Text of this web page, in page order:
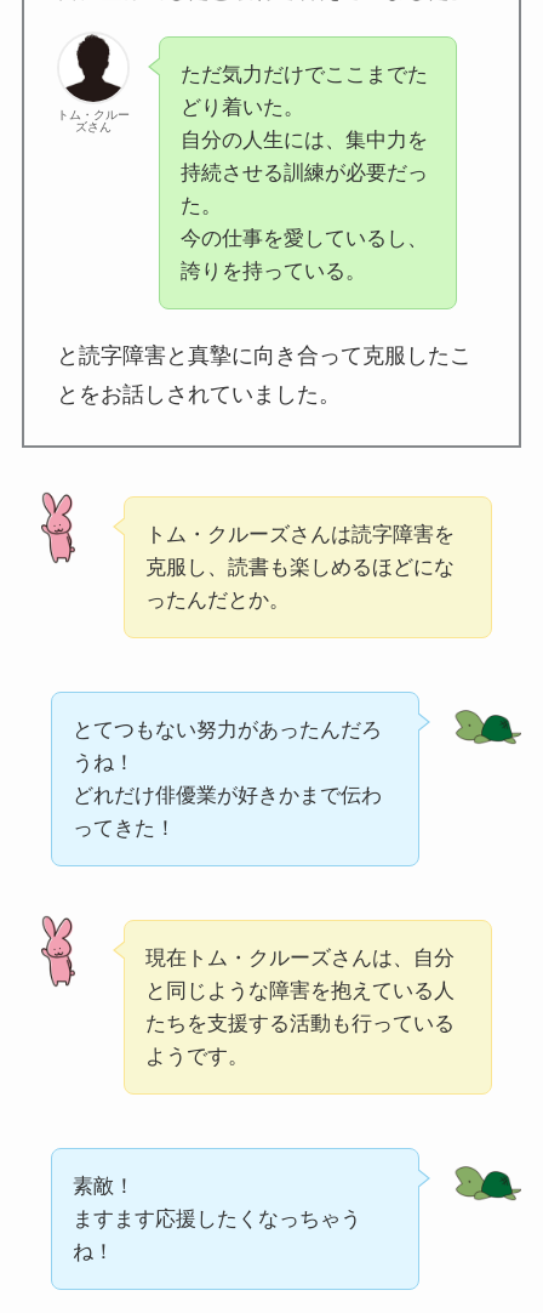
トム・クルー
ズさん
ただ気力だけでここまでた
どり着いた。
自分の人生には、集中力を
持続させる訓練が必要だっ
た。
今の仕事を愛しているし、
誇りを持っている。
と読字障害と真摯に向き合って克服したこ
とをお話しされていました。
トム・クルーズさんは読字障害を
克服し、読書も楽しめるほどにな
ったんだとか。
とてつもない努力があったんだろ
うね！
どれだけ俳優業が好きかまで伝わ
ってきた！
現在トム・クルーズさんは、自分
と同じような障害を抱えている人
たちを支援する活動も行っている
ようです。
素敵！
ますます応援したくなっちゃう
ね！